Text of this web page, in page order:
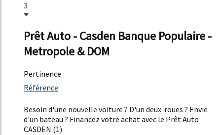
3
Prêt Auto - Casden Banque Populaire -
Metropole & DOM
Pertinence
2633%
Référence
Besoin d'une nouvelle voiture ? D'un deux-roues ? Envie
d'un bateau ? Financez votre achat avec le Prêt Auto
CASDEN.(1)